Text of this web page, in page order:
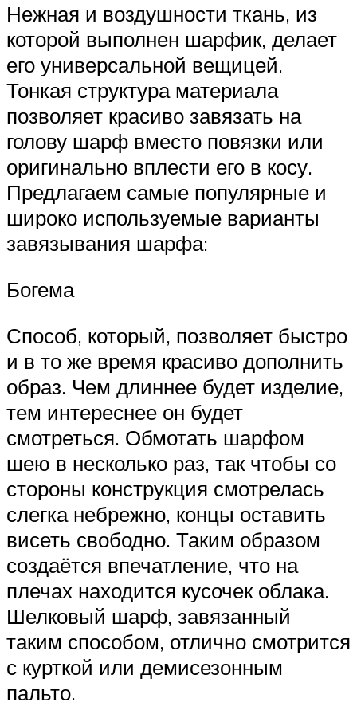
Нежная и воздушности ткань, из
которой выполнен шарфик, делает
его универсальной вещицей.
Тонкая структура материала
позволяет красиво завязать на
голову шарф вместо повязки или
оригинально вплести его в косу.
Предлагаем самые популярные и
широко используемые варианты
завязывания шарфа:
Богема
Способ, который, позволяет быстро
и в то же время красиво дополнить
образ. Чем длиннее будет изделие,
тем интереснее он будет
смотреться. Обмотать шарфом
шею в несколько раз, так чтобы со
стороны конструкция смотрелась
слегка небрежно, концы оставить
висеть свободно. Таким образом
создаётся впечатление, что на
плечах находится кусочек облака.
Шелковый шарф, завязанный
таким способом, отлично смотрится
с курткой или демисезонным
пальто.